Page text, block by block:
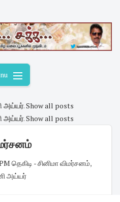
அய்யர்.Show all posts
அய்யர்.Show all posts
தெகிடி - சினிமா விமர்சனம்,
அய்யர்